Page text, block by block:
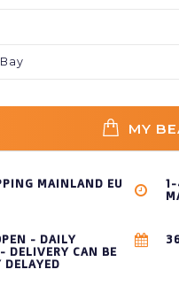
MY
MAINLAND EU
1-
- DAILY
DELIVERY CAN BE